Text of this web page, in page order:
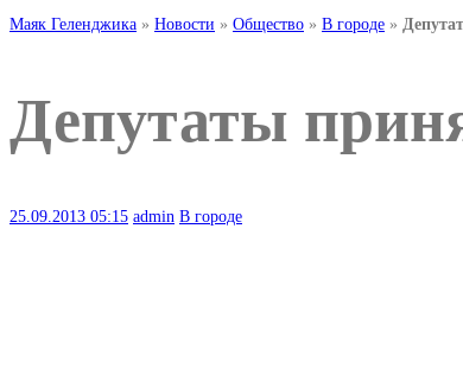
Маяк Геленджика » Новости » Общество » В городе »
Депутаты
25.09.2013 05:15 admin В городе